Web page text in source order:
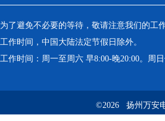
为了避免不必要的等待，敬请注意我们的工
工作时间，中国大陆法定节假日除外。
工作时间：周一至周六 早8:00-晚20:00。周
©2026 扬州万安